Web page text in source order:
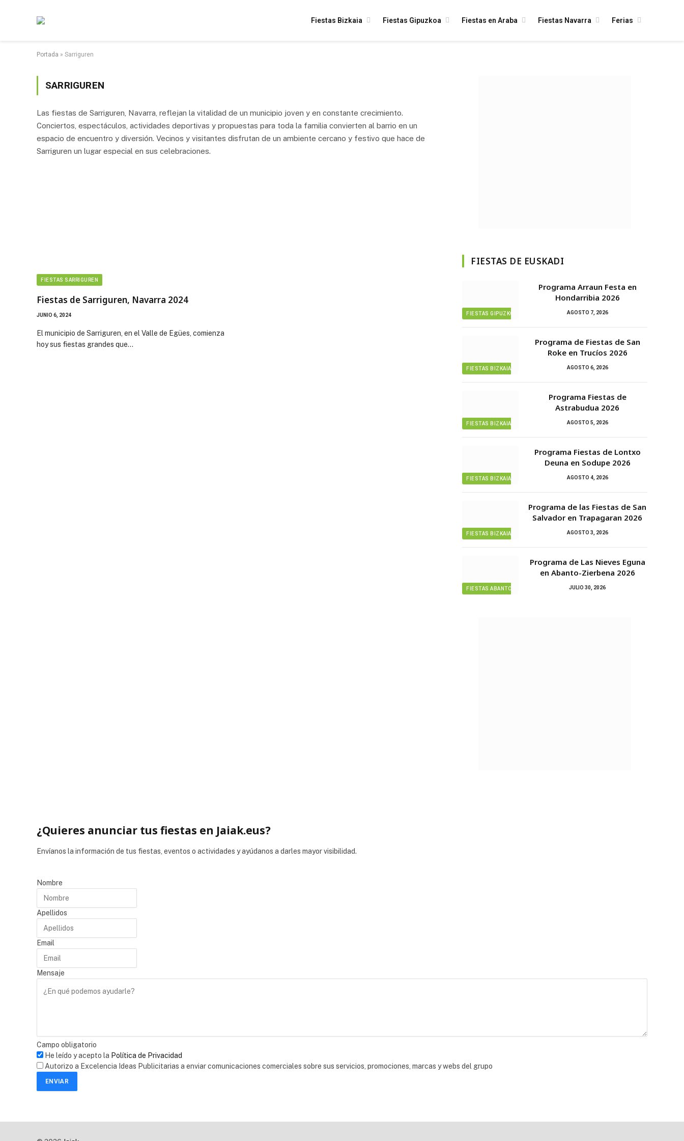
Fiestas Bizkaia Fiestas Gipuzkoa Fiestas en Araba Fiestas Navarra Ferias
Portada » Sarriguren
SARRIGUREN
Las fiestas de Sarriguren, Navarra, reflejan la vitalidad de un municipio joven y en constante crecimiento.
Conciertos, espectáculos, actividades deportivas y propuestas para toda la familia convierten al barrio en un
espacio de encuentro y diversión. Vecinos y visitantes disfrutan de un ambiente cercano y festivo que hace de
Sarriguren un lugar especial en sus celebraciones.
FIESTAS SARRIGUREN
Fiestas de Sarriguren, Navarra 2024
JUNIO 6, 2024
El municipio de Sarriguren, en el Valle de Egües, comienza
hoy sus fiestas grandes que…
FIESTAS DE EUSKADI
FIESTAS GIPUZKOA
Programa Arraun Festa en
Hondarribia 2026
AGOSTO 7, 2026
FIESTAS BIZKAIA
Programa de Fiestas de San
Roke en Trucíos 2026
AGOSTO 6, 2026
FIESTAS BIZKAIA
Programa Fiestas de
Astrabudua 2026
AGOSTO 5, 2026
FIESTAS BIZKAIA
Programa Fiestas de Lontxo
Deuna en Sodupe 2026
AGOSTO 4, 2026
FIESTAS BIZKAIA
Programa de las Fiestas de San
Salvador en Trapagaran 2026
AGOSTO 3, 2026
FIESTAS ABANTO ZIERBENA
Programa de Las Nieves Eguna
en Abanto-Zierbena 2026
JULIO 30, 2026
¿Quieres anunciar tus fiestas en Jaiak.eus?
Envíanos la información de tus fiestas, eventos o actividades y ayúdanos a darles mayor visibilidad.
Nombre
Apellidos
Email
Mensaje
Campo obligatorio
He leído y acepto la Política de Privacidad
Autorizo a Excelencia Ideas Publicitarias a enviar comunicaciones comerciales sobre sus servicios, promociones, marcas y webs del grupo
ENVIAR